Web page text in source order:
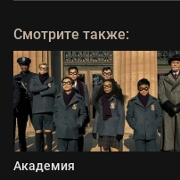
Смотрите также:
Академия